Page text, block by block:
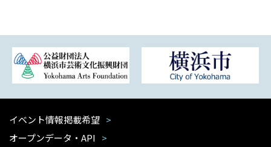
イベント情報掲載希望
オープンデータ・API